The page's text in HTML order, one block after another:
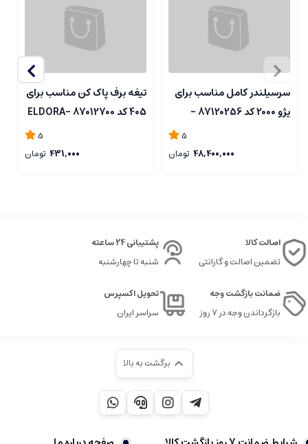
سرسیلندر کامل مناسب برای
پژو 2000 کد 87120256 -
5
48,400,000 تومان
تیغه برف پاک کن مناسب برای
405 کد 87012700 -ELDORA
5
431,000 تومان
اصالت کالا
تضمین اصالت و گارانتی
پشتیبانی 24 ساعته
شنبه تا چهارشنبه
ضمانت بازگشت وجه
بازگرداندن وجه در ۷ روز
تحویل اکسپرس
سراسر ایران
برگشت به بالا